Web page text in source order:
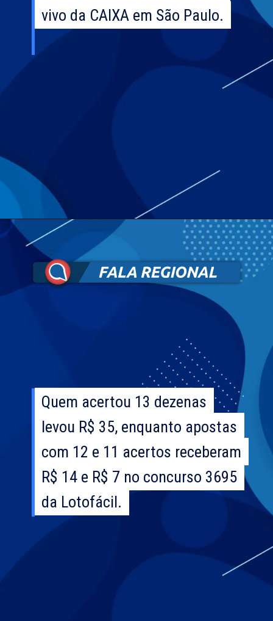
vivo da CAIXA em São Paulo.
vivo da CAIXA em São Paulo.
Quem acertou 13 dezenas
levou R$ 35, enquanto apostas
com 12 e 11 acertos receberam
R$ 14 e R$ 7 no concurso 3695
da Lotofácil.
Quem acertou 13 dezenas
levou R$ 35, enquanto apostas
com 12 e 11 acertos receberam
R$ 14 e R$ 7 no concurso 3695
da Lotofácil.